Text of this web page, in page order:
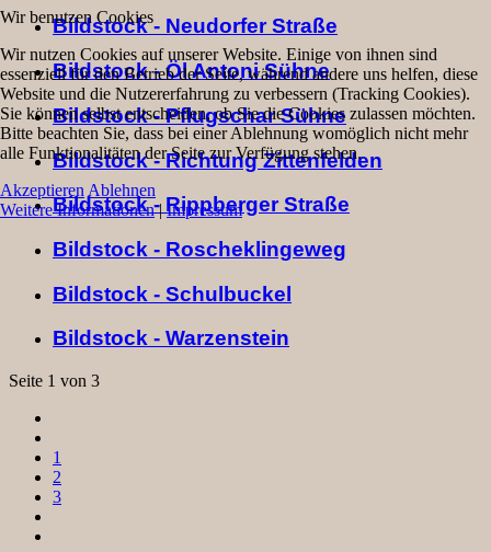
Bildstock - Neudorfer Straße
Bildstock - Öl Antoni Sühne
Bildstock - Pflugschar Sühne
Bildstock - Richtung Zittenfelden
Bildstock - Rippberger Straße
Bildstock - Roscheklingeweg
Bildstock - Schulbuckel
Bildstock - Warzenstein
Seite 1 von 3
1
2
3
Wir benutzen Cookies
Wir nutzen Cookies auf unserer Website. Einige von ihnen sind
essenziell für den Betrieb der Seite, während andere uns helfen, diese
Website und die Nutzererfahrung zu verbessern (Tracking Cookies).
Sie können selbst entscheiden, ob Sie die Cookies zulassen möchten.
Bitte beachten Sie, dass bei einer Ablehnung womöglich nicht mehr
alle Funktionalitäten der Seite zur Verfügung stehen.
Akzeptieren Ablehnen
Weitere Informationen|Impressum